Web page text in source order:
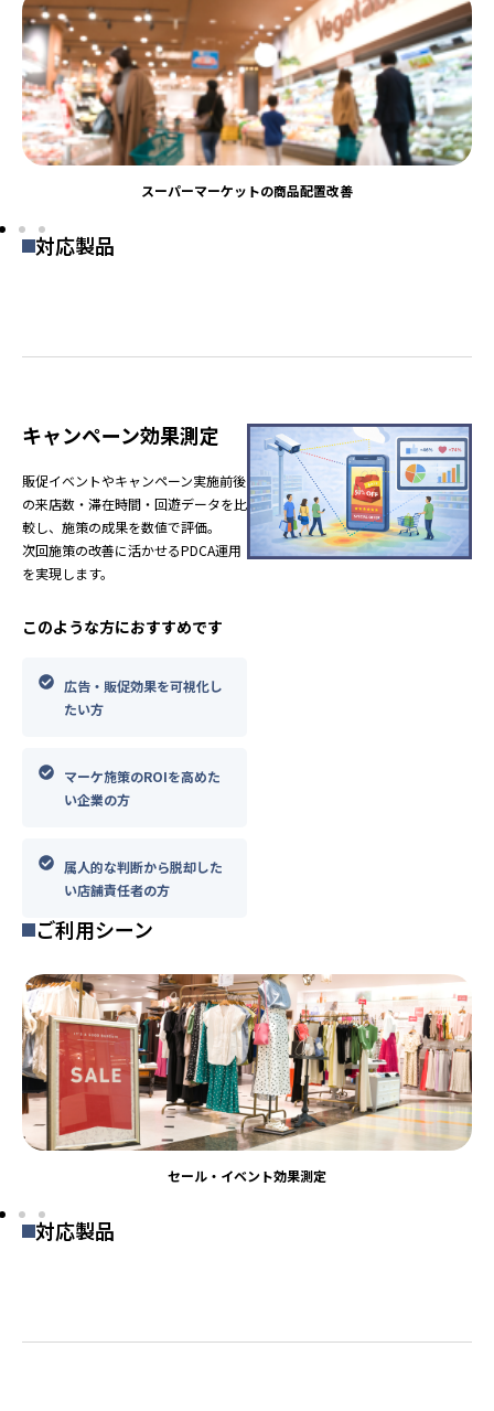
スーパーマーケットの商品配置改善
対応製品
キャンペーン効果測定
販促イベントやキャンペーン実施前後
の来店数・滞在時間・回遊データを比
較し、施策の成果を数値で評価。
次回施策の改善に活かせるPDCA運用
を実現します。
このような方におすすめです
広告・販促効果を可視化し
たい方
マーケ施策のROIを高めた
い企業の方
属人的な判断から脱却した
い店舗責任者の方
ご利用シーン
セール・イベント効果測定
対応製品